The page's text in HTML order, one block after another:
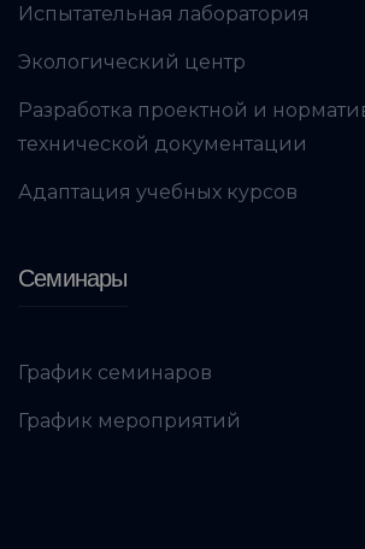
Испытательная лаборатория
Экологический центр
Разработка проектной и
технической документации
Адаптация учебных курсов
Семинары
График семинаров
График мероприятий